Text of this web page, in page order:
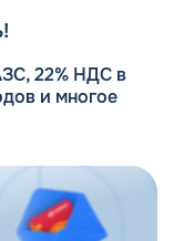
22% НДС в
и многое